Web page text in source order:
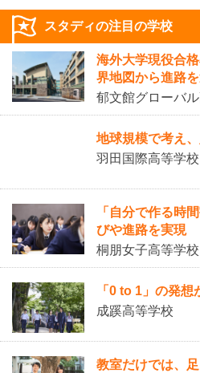
スタディの注目の学校
海外大学現役合
界地図から進路
郁文館グローバ
地球規模で考え
羽田国際高等学校
「自分で作る時
びや進路を実現
桐朋女子高等学校
「0 to 1」の発
成蹊高等学校
教室だけでは、